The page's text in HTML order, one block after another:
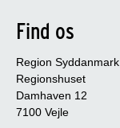
Find os
Region Syddanmark,
Regionshuset
Damhaven 12
7100 Vejle